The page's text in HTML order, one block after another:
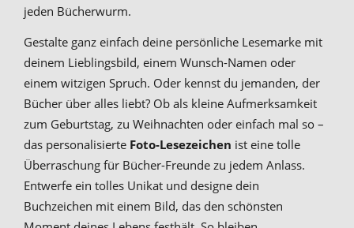
jeden Bücherwurm.
Gestalte ganz einfach deine persönliche Lesemarke mit
deinem Lieblingsbild, einem Wunsch-Namen oder
einem witzigen Spruch. Oder kennst du jemanden, der
Bücher über alles liebt? Ob als kleine Aufmerksamkeit
zum Geburtstag, zu Weihnachten oder einfach mal so –
das personalisierte Foto-Lesezeichen ist eine tolle
Überraschung für Bücher-Freunde zu jedem Anlass.
Entwerfe ein tolles Unikat und designe dein
Buchzeichen mit einem Bild, das den schönsten